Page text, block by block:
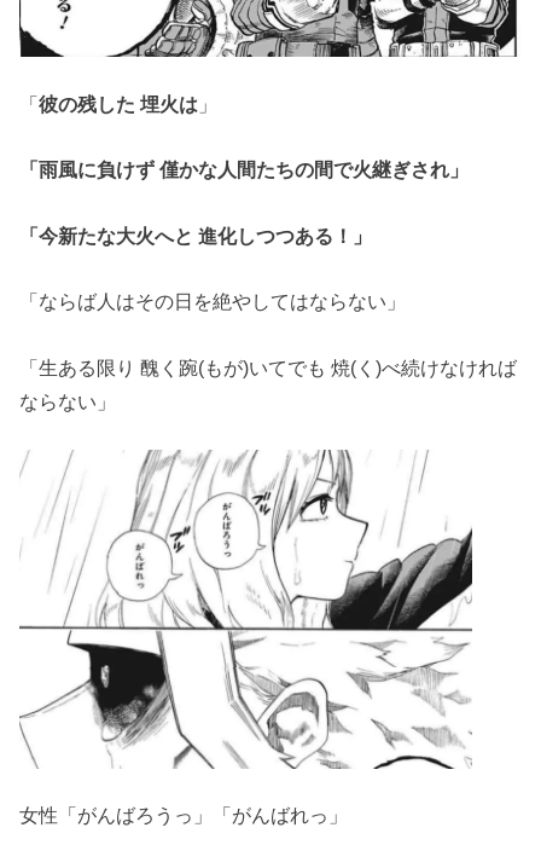
「彼の残した 埋火は 」
「雨風に負けず 僅かな人間たちの間で火継ぎされ」
「今新たな大火へと 進化しつつある！」
「ならば人はその日を絶やしてはならない」
「生ある限り 醜く踠(もが)いてでも 焼(く)べ続けなければ
ならない」
女性「がんばろうっ」「がんばれっ」